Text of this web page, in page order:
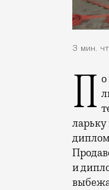
3 мин.
По вечерам в переходе под Пушкинской площадью всегда людно. К шести часам
ларьку
и